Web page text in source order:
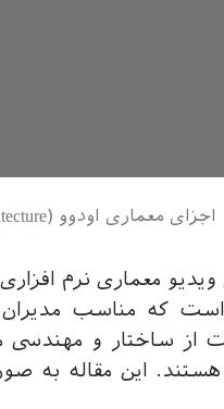
اجزای معماری اودوو (odoo ERP architecture)
که مناسب مدیران
این مقاله به